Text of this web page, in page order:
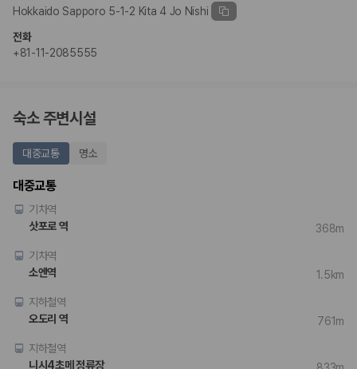
Hokkaido Sapporo 5-1-2 Kita 4 Jo Nishi
전화
+81-11-2085555
숙소 주변시설
대중교통 명소
대중교통
기차역
삿포로 역
368m
기차역
소엔역
1.5km
지하철역
오도리 역
761m
지하철역
니시4초메 정류장